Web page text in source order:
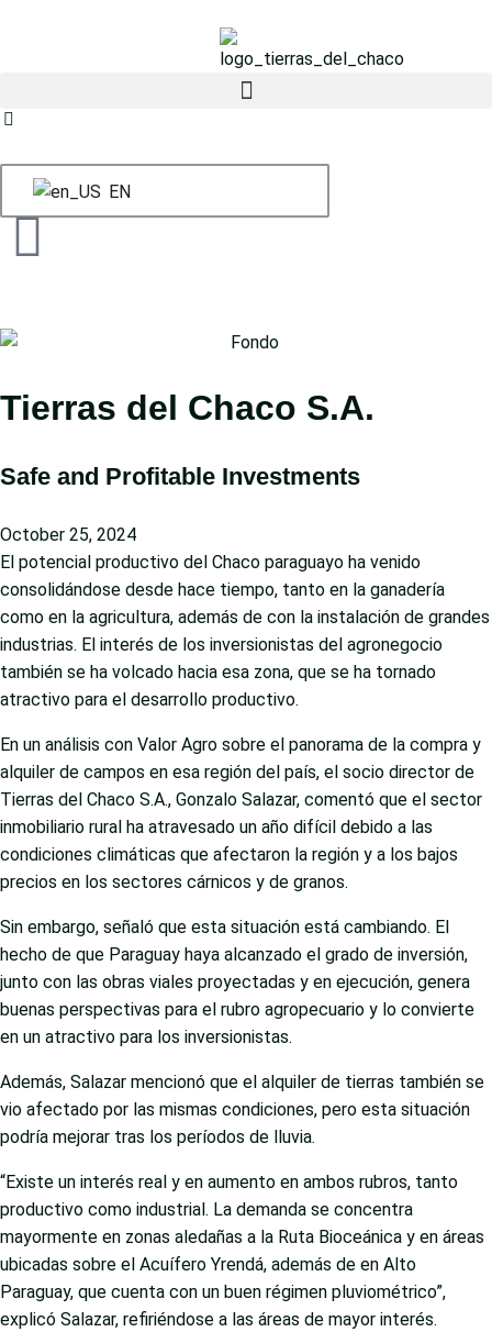
EN
Tierras del Chaco S.A.
Safe and Profitable Investments
October 25, 2024
El potencial productivo del Chaco paraguayo ha venido
consolidándose desde hace tiempo, tanto en la ganadería
como en la agricultura, además de con la instalación de grandes
industrias. El interés de los inversionistas del agronegocio
también se ha volcado hacia esa zona, que se ha tornado
atractivo para el desarrollo productivo.
En un análisis con Valor Agro sobre el panorama de la compra y
alquiler de campos en esa región del país, el socio director de
Tierras del Chaco S.A., Gonzalo Salazar, comentó que el sector
inmobiliario rural ha atravesado un año difícil debido a las
condiciones climáticas que afectaron la región y a los bajos
precios en los sectores cárnicos y de granos.
Sin embargo, señaló que esta situación está cambiando. El
hecho de que Paraguay haya alcanzado el grado de inversión,
junto con las obras viales proyectadas y en ejecución, genera
buenas perspectivas para el rubro agropecuario y lo convierte
en un atractivo para los inversionistas.
Además, Salazar mencionó que el alquiler de tierras también se
vio afectado por las mismas condiciones, pero esta situación
podría mejorar tras los períodos de lluvia.
“Existe un interés real y en aumento en ambos rubros, tanto
productivo como industrial. La demanda se concentra
mayormente en zonas aledañas a la Ruta Bioceánica y en áreas
ubicadas sobre el Acuífero Yrendá, además de en Alto
Paraguay, que cuenta con un buen régimen pluviométrico”,
explicó Salazar, refiriéndose a las áreas de mayor interés.